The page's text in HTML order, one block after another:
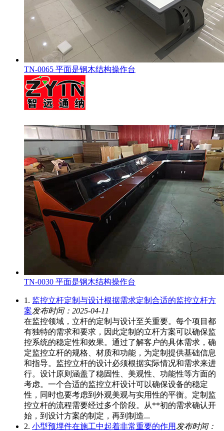
TN-0065 平面是钢木结构操作台
TN-0030 平面是钢木结构操作台
1. 监控立杆定制与设计根据需求定制合适的监控立杆方
案发布时间：2025-04-11
在监控领域，立杆的定制与设计至关重要。每个项目都
有独特的需求和要求，因此定制的立杆方案可以确保监
控系统的稳定性和效果。通过了解客户的具体需求，确
定监控立杆的规格、材质和功能，为定制提供基础信息
和指导。监控立杆的设计必须根据实际情况和需求来进
行。设计原则涵盖了稳固性、美观性、功能性等方面的
考虑。一个合适的监控立杆设计可以确保设备的稳定
性，同时也要考虑到外观美观与实用性的平衡。定制监
控立杆的流程需要经过多个阶段。从**初的需求确认开
始，到设计方案的制定，再到制造...
2. 小型预埋件在施工中起着非常重要的作用 发布时间：